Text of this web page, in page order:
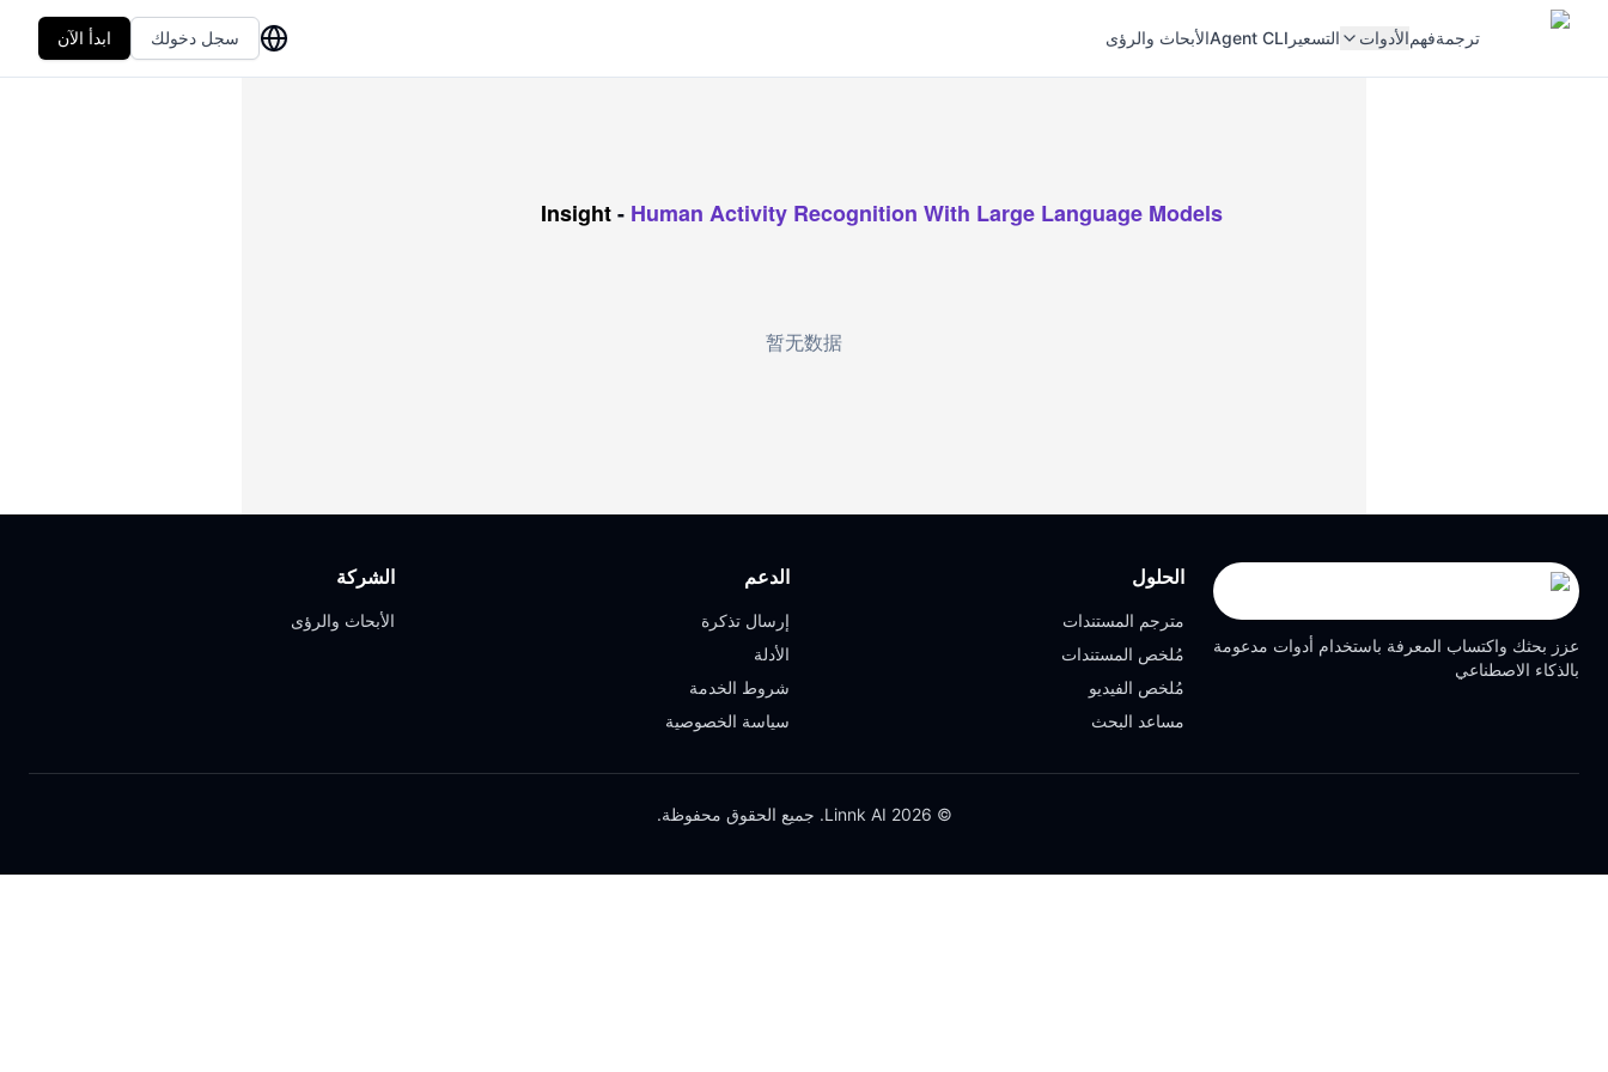
ترجمةفهمالأدوات التسعير Agent CLIالأبحاث والرؤى سجل دخولك ابدأ الآن
Insight- Human Activity Recognition With Large Language Models
暂无数据
عزز بحثك واكتساب المعرفة باستخدام أدوات مدعومة
بالذكاء الاصطناعي
الحلول
مترجم المستندات
مُلخص المستندات
مُلخص الفيديو
مساعد البحث
الدعم
إرسال تذكرة
الأدلة
شروط الخدمة
سياسة الخصوصية
الشركة
الأبحاث والرؤى
© 2026 Linnk AI. جميع الحقوق محفوظة.